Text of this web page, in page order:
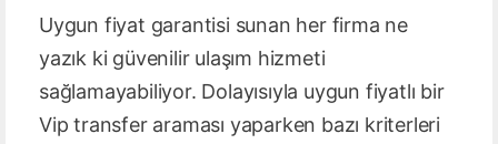
Uygun fiyat garantisi sunan her firma ne
yazık ki güvenilir ulaşım hizmeti
sağlamayabiliyor. Dolayısıyla uygun fiyatlı bir
Vip transfer araması yaparken bazı kriterleri